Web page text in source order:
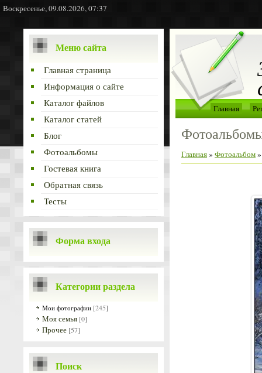
Воскресенье, 09.08.2026, 07:37
Меню сайта
Главная страница
Информация о сайте
Каталог файлов
Каталог статей
Блог
Фотоальбомы
Гостевая книга
Обратная связь
Тесты
Форма входа
Категории раздела
Мои фотографии [245]
Моя семья [0]
Прочее [57]
Поиск
Главная
Главная» Фотоальбом